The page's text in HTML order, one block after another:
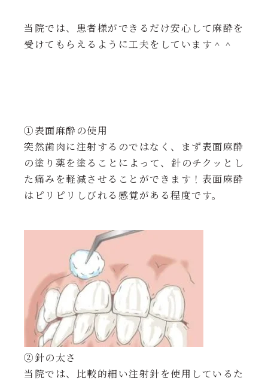
当院では、患者様ができるだけ安心して麻酔を
受けてもらえるように工夫をしています＾＾
①表面麻酔の使用
突然歯肉に注射するのではなく、まず表面麻酔
の塗り薬を塗ることによって、針のチクッとし
た痛みを軽減させることができます！表面麻酔
はピリピリしびれる感覚がある程度です。
②針の太さ
当院では、比較的細い注射針を使用しているた